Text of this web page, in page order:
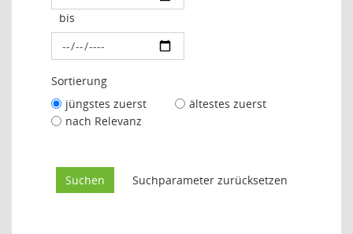
bis
Sortierung
jüngstes zuerst
ältestes zuerst
nach Relevanz